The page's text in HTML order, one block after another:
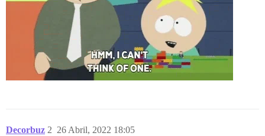
Decorbuz 26 Abril, 2022 18:05
2